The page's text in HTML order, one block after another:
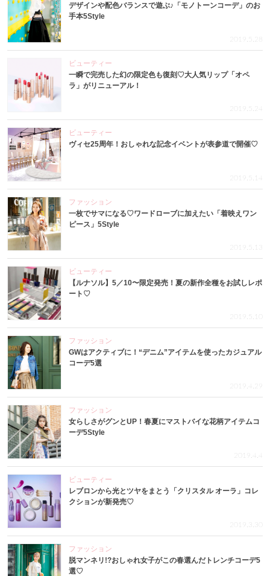
デザインや配色バランスで遊ぶ♪「モノトーンコーデ」のお
手本5Style
2019.5.28
ビューティー
一瞬で完売した幻の限定色も復刻♡大人気リップ「オペ
ラ」がリニューアル！
2019.5.24
ビューティー
ヴィセ25周年！おしゃれな記念イベントが表参道で開催♡
2019.5.14
ファッション
一枚でサマになる♡ワードローブに加えたい「着映えワン
ピース」5Style
2019.5.13
ビューティー
【ルナソル】5／10〜限定発売！夏の新作全種をお試しレポ
ート♡
2019.5.10
ファッション
GWはアクティブに！“デニム”アイテムを使ったカジュアル
コーデ5選
2019.4.29
ファッション
女らしさがグンとUP！春夏にマストバイな花柄アイテムコ
ーデ5Style
2019.4.4
ビューティー
レブロンから光とツヤをまとう「クリスタル オーラ」コレ
クションが新発売♡
2019.3.30
ファッション
脱マンネリ!?おしゃれ女子がこの春選んだトレンチコーデ5
選♡